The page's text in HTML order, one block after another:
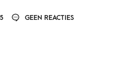
GEEN REACTIES